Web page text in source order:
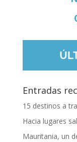
Entradas
15 destinos a
Hacia lugares
Mauritania, un